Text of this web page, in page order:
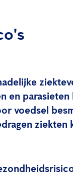
en
voedsel
ziekten